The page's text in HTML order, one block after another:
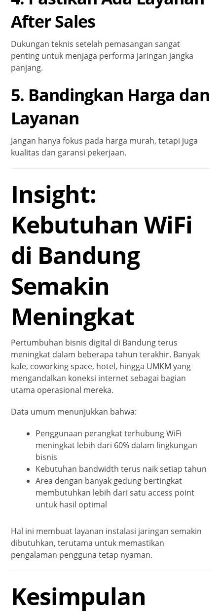
After Sales
Dukungan teknis setelah pemasangan sangat
penting untuk menjaga performa jaringan jangka
panjang.
5. Bandingkan Harga dan
Layanan
Jangan hanya fokus pada harga murah, tetapi juga
kualitas dan garansi pekerjaan.
Insight:
Kebutuhan WiFi
di Bandung
Semakin
Meningkat
Pertumbuhan bisnis digital di Bandung terus
meningkat dalam beberapa tahun terakhir. Banyak
kafe, coworking space, hotel, hingga UMKM yang
mengandalkan koneksi internet sebagai bagian
utama operasional mereka.
Data umum menunjukkan bahwa:
Penggunaan perangkat terhubung WiFi
meningkat lebih dari 60% dalam lingkungan
bisnis
Kebutuhan bandwidth terus naik setiap tahun
Area dengan banyak gedung bertingkat
membutuhkan lebih dari satu access point
untuk hasil optimal
Hal ini membuat layanan instalasi jaringan semakin
dibutuhkan, terutama untuk memastikan
pengalaman pengguna tetap nyaman.
Kesimpulan